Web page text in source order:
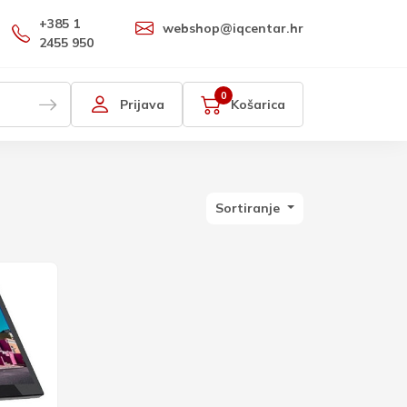
+385 1
2455 950
webshop@iqcentar.hr
Prijava Košarica
0
Sortiranje